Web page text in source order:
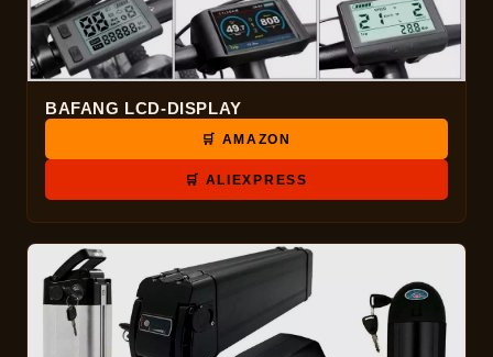
BAFANG LCD-DISPLAY
🛒 AMAZON
🛒 ALIEXPRESS